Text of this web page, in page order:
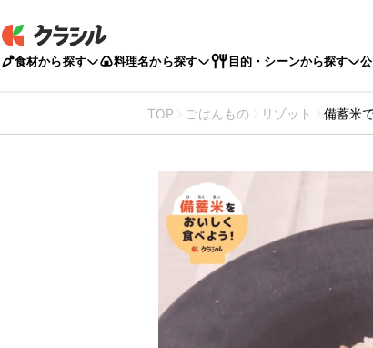
食材から探す 料理名から探す 目的・シーンから探す
TOP ごはんもの リゾット 備蓄米